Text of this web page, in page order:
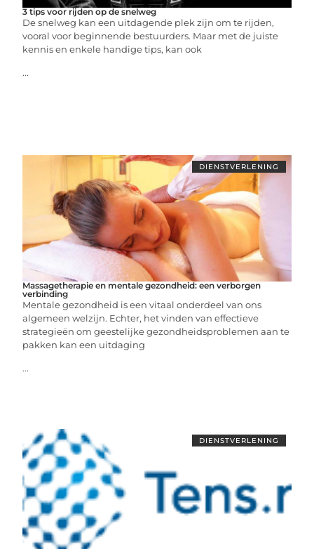
3 tips voor rijden op de snelweg
De snelweg kan een uitdagende plek zijn om te rijden,
vooral voor beginnende bestuurders. Maar met de juiste
kennis en enkele handige tips, kan ook
...
DIENSTVERLENING
Massagetherapie en mentale gezondheid: een verborgen
verbinding
Mentale gezondheid is een vitaal onderdeel van ons
algemeen welzijn. Echter, het vinden van effectieve
strategieën om geestelijke gezondheidsproblemen aan te
pakken kan een uitdaging
...
DIENSTVERLENING